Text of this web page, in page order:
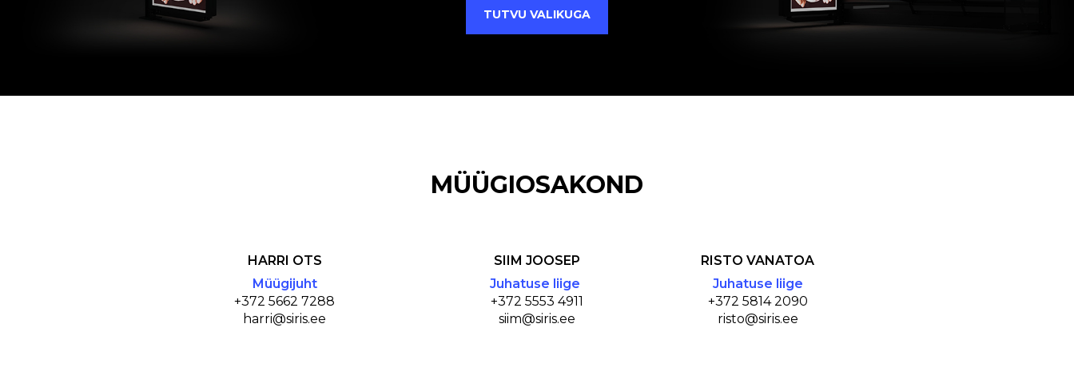
TUTVU VALIKUGA
MÜÜGIOSAKOND
HARRI OTS
Müügijuht
+372 5662 7288
harri@siris.ee
SIIM JOOSEP
Juhatuse liige
+372 5553 4911
siim@siris.ee
RISTO VANATOA
Juhatuse liige
+372 5814 2090
risto@siris.ee